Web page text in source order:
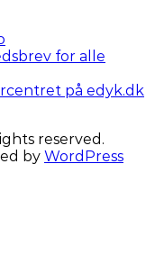
for alle
på edyk.dk
reserved.
by WordPress